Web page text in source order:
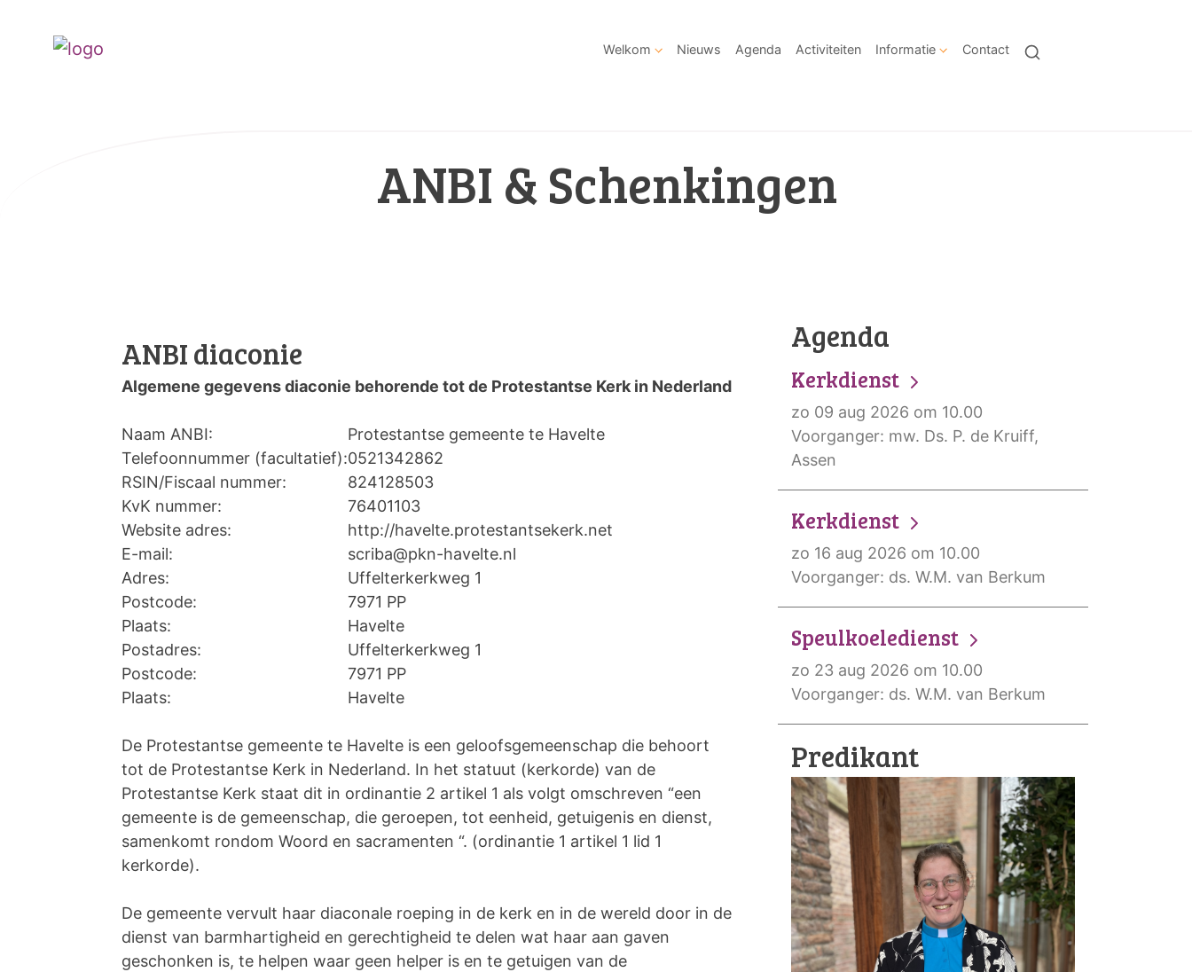
Welkom Nieuws Agenda Activiteiten Informatie Contact
ANBI & Schenkingen
ANBI diaconie
Algemene gegevens diaconie behorende tot de Protestantse Kerk in Nederland
Naam ANBI:
Protestantse gemeente te Havelte
Telefoonnummer (facultatief):0521342862
RSIN/Fiscaal nummer:
824128503
KvK nummer:
76401103
Website adres:
http://havelte.protestantsekerk.net
E-mail:
scriba@pkn-havelte.nl
Adres:
Uffelterkerkweg 1
Postcode:
7971 PP
Plaats:
Havelte
Postadres:
Uffelterkerkweg 1
Postcode:
7971 PP
Plaats:
Havelte
De Protestantse gemeente te Havelte is een geloofsgemeenschap die behoort
tot de Protestantse Kerk in Nederland. In het statuut (kerkorde) van de
Protestantse Kerk staat dit in ordinantie 2 artikel 1 als volgt omschreven “een
gemeente is de gemeenschap, die geroepen, tot eenheid, getuigenis en dienst,
samenkomt rondom Woord en sacramenten “. (ordinantie 1 artikel 1 lid 1
kerkorde).
De gemeente vervult haar diaconale roeping in de kerk en in de wereld door in de
dienst van barmhartigheid en gerechtigheid te delen wat haar aan gaven
geschonken is, te helpen waar geen helper is en te getuigen van de
Agenda
Kerkdienst
zo 09 aug 2026 om 10.00
Voorganger: mw. Ds. P. de Kruiff,
Assen
Kerkdienst
zo 16 aug 2026 om 10.00
Voorganger: ds. W.M. van Berkum
Speulkoeledienst
zo 23 aug 2026 om 10.00
Voorganger: ds. W.M. van Berkum
Predikant